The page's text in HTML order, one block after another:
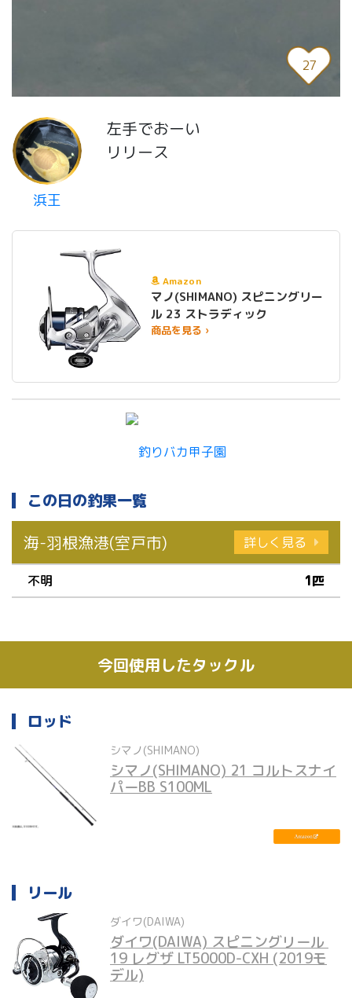
27
浜王
左手でおーい
リリース
Amazon
マノ(SHIMANO) スピニングリー
ル 23 ストラディック
商品を見る ›
この日の釣果一覧
海-羽根漁港(室戸市) 詳しく見る
不明 1匹
今回使用したタックル
ロッド
シマノ(SHIMANO)
シマノ(SHIMANO) 21 コルトスナイ
パーBB S100ML
リール
ダイワ(DAIWA)
ダイワ(DAIWA) スピニングリール
19 レグザ LT5000D-CXH (2019モ
デル)